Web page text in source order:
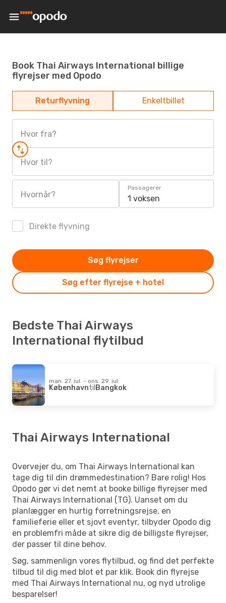
Book Thai Airways International billige
flyrejser med Opodo
Returflyvning Enkeltbillet
Hvor fra?
Hvor til?
Hvornår?
Passagerer
1 voksen
Direkte flyvning
Søg efter flyrejse + hotel
Søg flyrejser
Bedste Thai Airways
International flytilbud
man. 27. jul. - ons. 29. jul.
KøbenhavntilBangkok
Thai Airways International
Overvejer du, om Thai Airways International kan
tage dig til din drømmedestination? Bare rolig! Hos
Opodo gør vi det nemt at booke billige flyrejser med
Thai Airways International (TG). Uanset om du
planlægger en hurtig forretningsrejse, en
familieferie eller et sjovt eventyr, tilbyder Opodo dig
en problemfri måde at sikre dig de billigste flyrejser,
der passer til dine behov.
Søg, sammenlign vores flytilbud, og find det perfekte
tilbud til dig med blot et par klik. Book din flyrejse
med Thai Airways International nu, og nyd utrolige
besparelser!